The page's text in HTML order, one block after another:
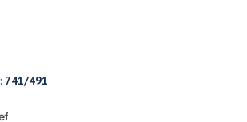
741/491